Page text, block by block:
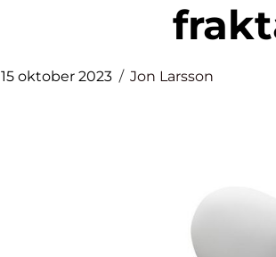
15 oktober 2023 Jon Larsson